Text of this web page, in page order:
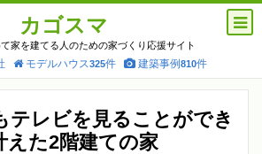
カゴスマ
家を建てる人のための家づくり応援サイト
モデルハウス325件 建築事例810件
テレビを見ることができ
えた2階建ての家